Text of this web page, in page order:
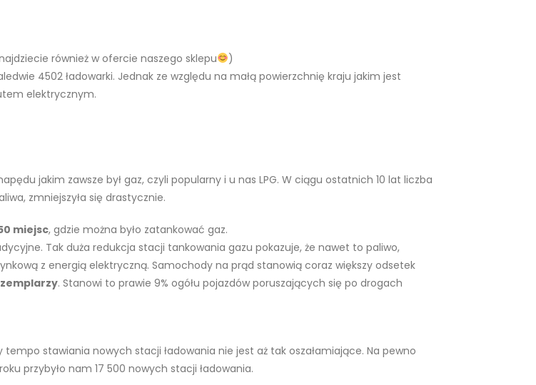
również w ofercie naszego sklepu
)
4502 ładowarki. Jednak ze względu na małą powierzchnię kraju jakim jest
elektrycznym.
jakim zawsze był gaz, czyli popularny i u nas LPG. W ciągu ostatnich 10 lat liczba
zmniejszyła się drastycznie.
miejsc, gdzie można było zatankować gaz.
Tak duża redukcja stacji tankowania gazu pokazuje, że nawet to paliwo,
z energią elektryczną. Samochody na prąd stanowią coraz większy odsetek
. Stanowi to prawie 9% ogółu pojazdów poruszających się po drogach
stawiania nowych stacji ładowania nie jest aż tak oszałamiające. Na pewno
przybyło nam 17 500 nowych stacji ładowania.